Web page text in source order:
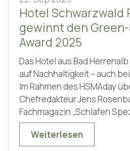
Hotel Schwarzwald
gewinnt den
Award 2025
Das Hotel aus Bad
auf Nachhaltigkeit – auch
Im Rahmen des HSMAday
Chefredakteur Jens
Fachmagazin „Schlafen
Weiterlesen